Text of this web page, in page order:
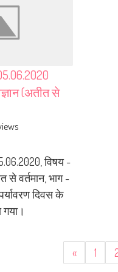
(अतीत से
विषय -
से वर्तमान, भाग -
दिवस के
« 1